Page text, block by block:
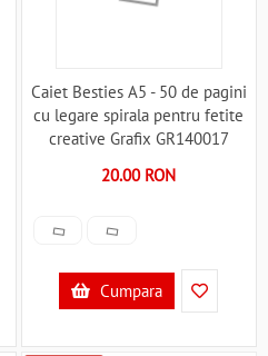
Caiet Besties A5 - 50 de pagini
cu legare spirala pentru fetite
creative Grafix GR140017
20.00 RON
Cumpara